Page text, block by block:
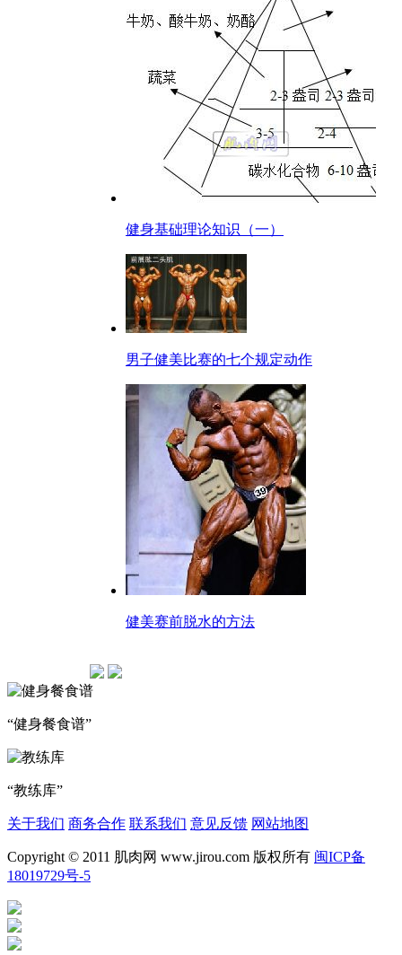
健身基础理论知识（一）
男子健美比赛的七个规定动作
健美赛前脱水的方法
“健身餐食谱”
“教练库”
关于我们 商务合作 联系我们 意见反馈 网站地图
Copyright © 2011 肌肉网 www.jirou.com 版权所有 闽ICP备
18019729号-5